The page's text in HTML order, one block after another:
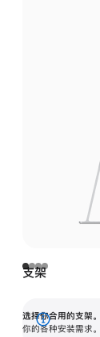
支架
选择你合用的支架。
你的各种安装需求。
展